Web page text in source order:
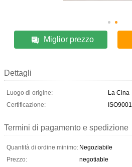
Miglior prezzo
Dettagli
Luogo di origine:
La Cina
Certificazione:
ISO9001
Termini di pagamento e spedizione
Quantità di ordine minimo: Negoziabile
Prezzo:
negotiable